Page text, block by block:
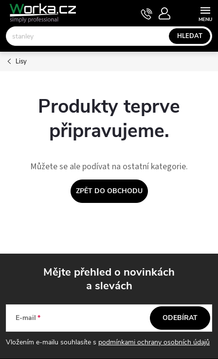
Přejít
obsah
HLEDAT
NÁKUPNÍ
KOŠÍK
Lisy
Produkty teprve
připravujeme.
Můžete se ale podívat na ostatní kategorie.
ZPĚT DO OBCHODU
p
Mějte přehled o novinkách
a slevách
E-mail
Vložením e-mailu souhlasíte s podmínkami ochrany osobních údajů
ODEBÍRAT